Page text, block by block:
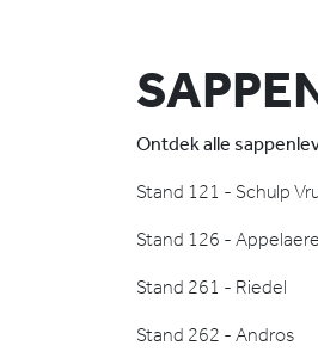
Ontdek alle
Stand 121 - Schulp
Stand 126 - Appelaere
Stand 261 - Riedel
Stand 262 - Andros